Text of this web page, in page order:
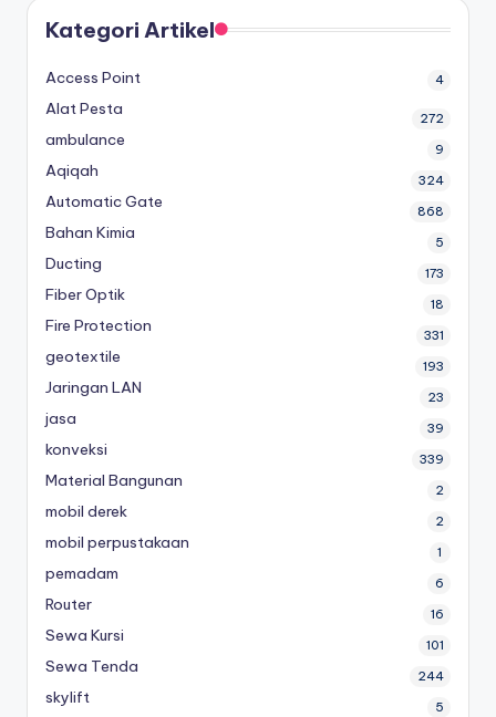
Kategori Artikel
Access Point 4
Alat Pesta 272
ambulance 9
Aqiqah 324
Automatic Gate 868
Bahan Kimia 5
Ducting 173
Fiber Optik 18
Fire Protection 331
geotextile 193
Jaringan LAN 23
jasa 39
konveksi 339
Material Bangunan 2
mobil derek 2
mobil perpustakaan 1
pemadam 6
Router 16
Sewa Kursi 101
Sewa Tenda 244
skylift 5